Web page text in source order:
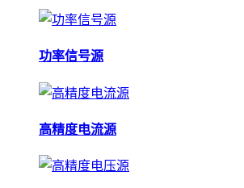
功率信号源
高精度电流源